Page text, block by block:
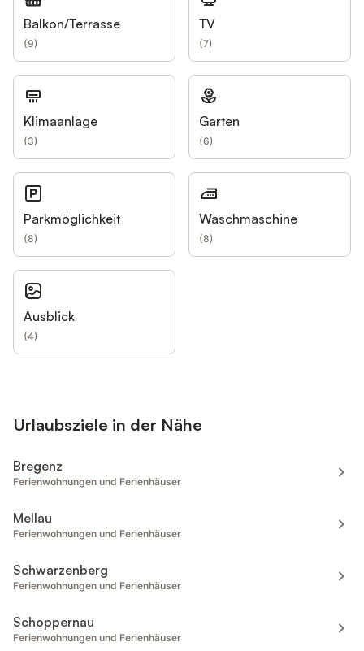
Balkon/Terrasse
(9)
TV
(7)
Klimaanlage
(3)
Garten
(6)
Parkmöglichkeit
(8)
Waschmaschine
(8)
Ausblick
(4)
Urlaubsziele in der Nähe
Bregenz
Ferienwohnungen und Ferienhäuser
Mellau
Ferienwohnungen und Ferienhäuser
Schwarzenberg
Ferienwohnungen und Ferienhäuser
Schoppernau
Ferienwohnungen und Ferienhäuser